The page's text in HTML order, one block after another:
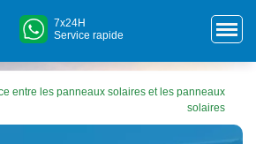
7x24H
Service rapide
entre les panneaux solaires et les panneaux
solaires